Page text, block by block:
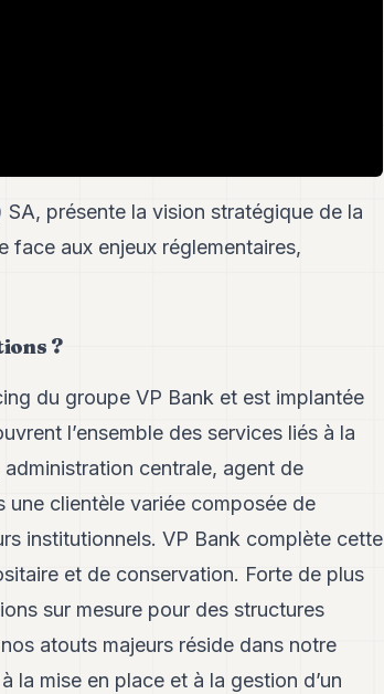
présente la vision stratégique de la
face aux enjeux réglementaires,
VP Fund Solutions ?
du groupe VP Bank et est implantée
l’ensemble des services liés à la
centrale, agent de
clientèle variée composée de
institutionnels. VP Bank complète cette
et de conservation. Forte de plus
sur mesure pour des structures
atouts majeurs réside dans notre
mise en place et à la gestion d’un